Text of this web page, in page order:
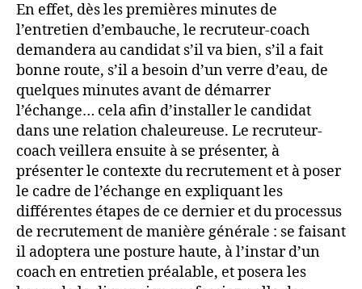
En effet, dès les premières minutes de
l’entretien d’embauche, le recruteur-coach
demandera au candidat s’il va bien, s’il a fait
bonne route, s’il a besoin d’un verre d’eau, de
quelques minutes avant de démarrer
l’échange… cela afin d’installer le candidat
dans une relation chaleureuse. Le recruteur-
coach veillera ensuite à se présenter, à
présenter le contexte du recrutement et à poser
le cadre de l’échange en expliquant les
différentes étapes de ce dernier et du processus
de recrutement de manière générale : se faisant
il adoptera une posture haute, à l’instar d’un
coach en entretien préalable, et posera les